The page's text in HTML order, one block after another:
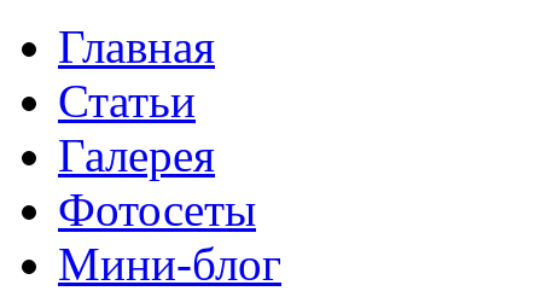
Главная
Статьи
Галерея
Фотосеты
Мини-блог